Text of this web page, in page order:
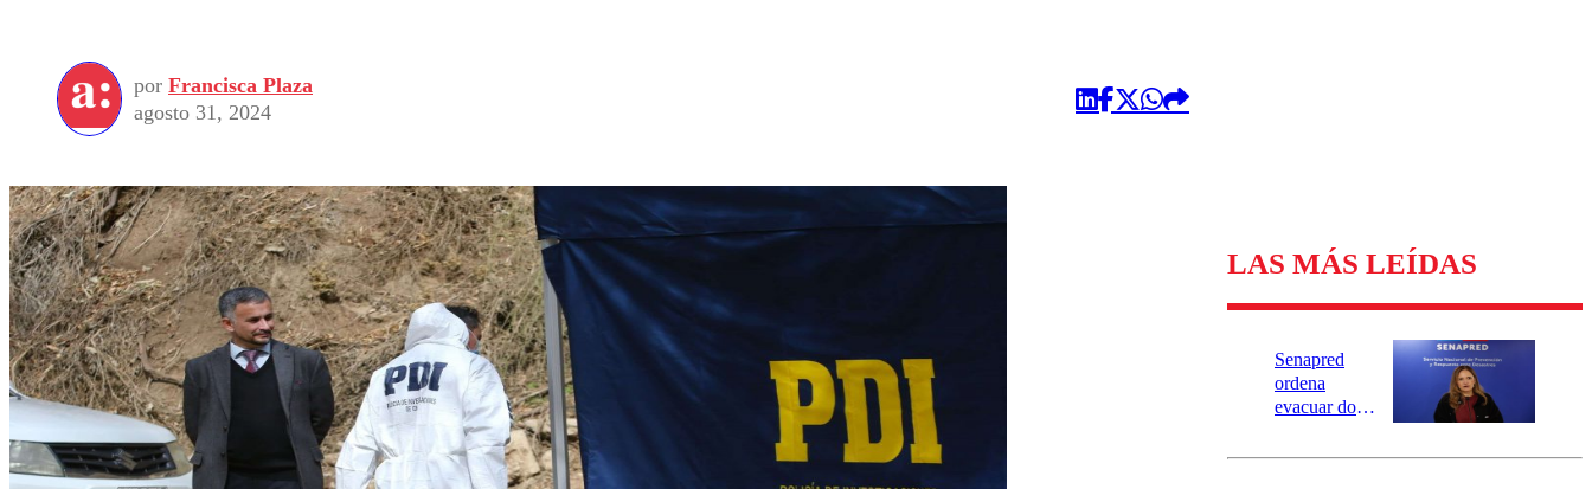
por Francisca Plaza
agosto 31, 2024
LAS MÁS LEÍDAS
Senapred
ordena
evacuar dos
Carahue por